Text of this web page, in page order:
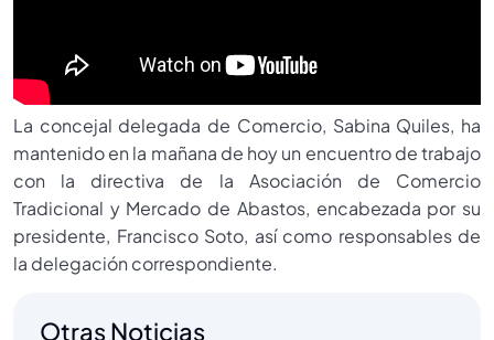
La concejal delegada de Comercio, Sabina Quiles, ha
mantenido en la mañana de hoy un encuentro de trabajo
con la directiva de la Asociación de Comercio
Tradicional y Mercado de Abastos, encabezada por su
presidente, Francisco Soto, así como responsables de
la delegación correspondiente.
Otras Noticias